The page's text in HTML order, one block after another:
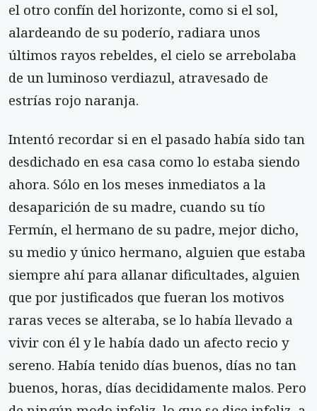
el otro confín del horizonte, como si el sol,
alardeando de su poderío, radiara unos
últimos rayos rebeldes, el cielo se arrebolaba
de un luminoso verdiazul, atravesado de
estrías rojo naranja.
Intentó recordar si en el pasado había sido tan
desdichado en esa casa como lo estaba siendo
ahora. Sólo en los meses inmediatos a la
desaparición de su madre, cuando su tío
Fermín, el hermano de su padre, mejor dicho,
su medio y único hermano, alguien que estaba
siempre ahí para allanar dificultades, alguien
que por justificados que fueran los motivos
raras veces se alteraba, se lo había llevado a
vivir con él y le había dado un afecto recio y
sereno. Había tenido días buenos, días no tan
buenos, horas, días decididamente malos. Pero